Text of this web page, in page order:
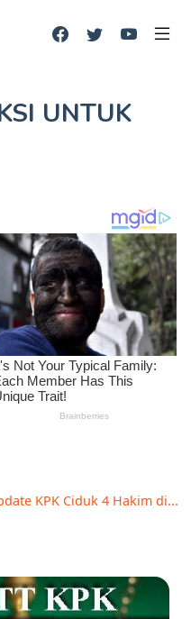
UNTUK
KPK Ciduk 4 Hakim di...